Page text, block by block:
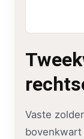
Vaste